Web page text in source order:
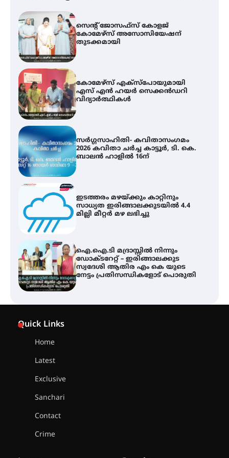
കോമേഴ്സ് എക്സ്പോയുമായി
എസ് എൻ ഹയർ സെക്കൻഡറി
വിദ്യാർത്ഥികൾ
സർഗ്ഗസാഹിതി- കവിതാസംഗമം
2026 കവിതാ ചർച്ച കാട്ടൂർ, ടി. കെ.
ബാലൻ ഹാളിൽ 16ന്
ഇടത്തരം മഴയ്ക്കും കാറ്റിനും
സാധ്യത ഇരിങ്ങാലക്കുടയിൽ 4.4
മില്ലി മീറ്റർ മഴ ലഭിച്ചു
ഐ.ഐ.ടി മദ്രാസ്സിൽ നിന്നും
ഡോക്ടറേറ്റ് – ഇരിങ്ങാലക്കുട
സ്വദേശി ആതിര എം കെ യുടെ
നേട്ടം പ്രതിസന്ധികളോട് പൊരുതി
ട്യുണീഷ്യൻ ചിത്രം ” ദി വോയിസ്
ഓഫ് ഹിന്ദ് റജബ് ” ഇരിങ്ങാലക്കുട
ഫിലിം സൊസൈറ്റി ആഗസ്റ്റ് 7
വെള്ളിയാഴ്ച സ്‌ക്രീൻ ചെയ്യുന്നു
Quick Links
Home
Latest
Exclusive
Sanchari
Contact
Crime